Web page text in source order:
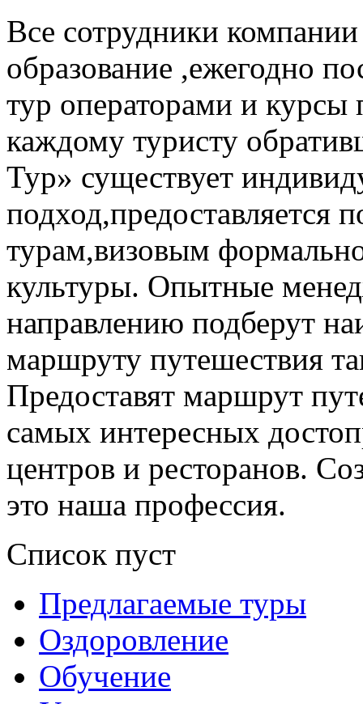
Все сотрудники
образование ,ежегодно
тур операторами и
каждому туристу
Тур» существует
подход,предоставляется
турам,визовым
культуры. Опытные
направлению подберут
маршруту путешествия
Предоставят маршрут
самых интересных
центров и ресторанов.
это наша профессия.
Список пуст
Предлагаемые туры
Оздоровление
Обучение